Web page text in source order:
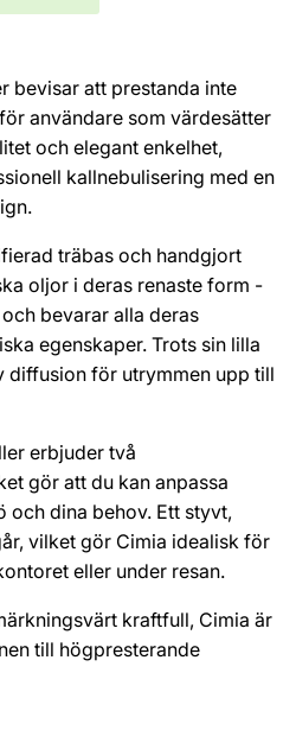
bevisar att prestanda inte
användare som värdesätter
och elegant enkelhet,
kallnebulisering med en
träbas och handgjort
oljor i deras renaste form -
bevarar alla deras
egenskaper. Trots sin lilla
diffusion för utrymmen upp till
erbjuder två
gör att du kan anpassa
och dina behov. Ett styvt,
vilket gör Cimia idealisk för
eller under resan.
kraftfull, Cimia är
till högpresterande